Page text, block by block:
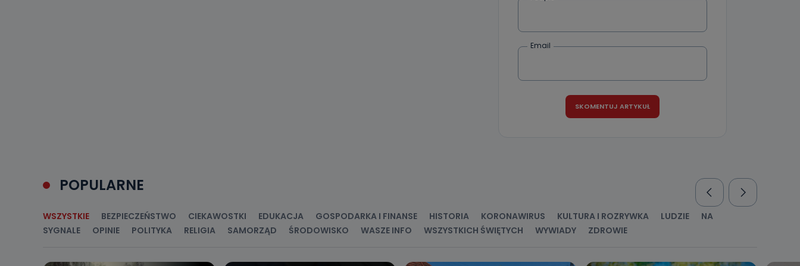
Email
POPULARNE
WSZYSTKIE BEZPIECZEŃSTWO CIEKAWOSTKI EDUKACJA GOSPODARKA I FINANSE HISTORIA KORONAWIRUS KULTURA I ROZRYWKA LUDZIE
NA
SYGNALE
OPINIE POLITYKA RELIGIA SAMORZĄD ŚRODOWISKO WASZE INFO WSZYSTKICH ŚWIĘTYCH WYWIADY ZDROWIE